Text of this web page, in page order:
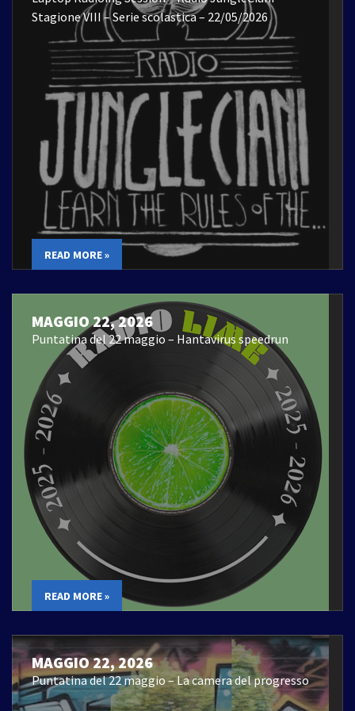
Stagione VIII – Serie scolastica – 22/05/2026
READ MORE »
MAGGIO 22, 2026
Puntatina del 22 maggio – Hantavirus speedrun
READ MORE »
MAGGIO 22, 2026
Puntatina del 22 maggio – La camera del progresso